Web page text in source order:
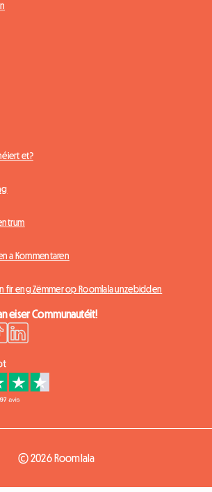
et?
a Kommentaren
fir eng Zëmmer op Roomlala unzebidden
eiser Communautéit!
© 2026 Roomlala